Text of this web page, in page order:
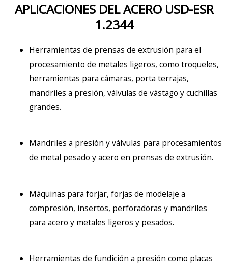
APLICACIONES DEL ACERO USD-ESR
1.2344
Herramientas de prensas de extrusión para el
procesamiento de metales ligeros, como troqueles,
herramientas para cámaras, porta terrajas,
mandriles a presión, válvulas de vástago ycuchillas
grandes.
Mandriles a presión y válvulas para procesamientos
de metal pesado y acero en prensas de extrusión.
Máquinas para forjar, forjas de modelaje a
compresión, insertos, perforadoras y mandriles
para acero y metales ligeros y pesados.
Herramientas de fundición a presión como placas